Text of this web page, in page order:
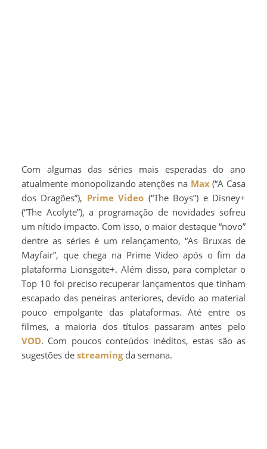
Com algumas das séries mais esperadas do ano
atualmente monopolizando atenções na Max(“A Casa
dos Dragões”), Prime Video (“The Boys”) e Disney+
(“The Acolyte”), a programação de novidades sofreu
um nítido impacto. Com isso, o maior destaque “novo”
dentre as séries é um relançamento, “As Bruxas de
Mayfair”, que chega na Prime Video após o fim da
plataforma Lionsgate+. Além disso, para completar o
Top 10 foi preciso recuperar lançamentos que tinham
escapado das peneiras anteriores, devido ao material
pouco empolgante das plataformas. Até entre os
filmes, a maioria dos títulos passaram antes pelo
VOD. Com poucos conteúdos inéditos, estas são as
sugestões de streamingda semana.